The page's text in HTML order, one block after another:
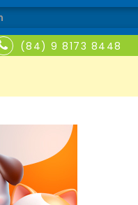
(84) 9 8173 8448